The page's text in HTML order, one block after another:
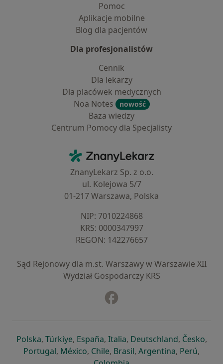
Pomoc
Aplikacje mobilne
Blog dla pacjentów
Dla profesjonalistów
Cennik
Dla lekarzy
Dla placówek medycznych
Noa Notes
nowość
Baza wiedzy
Centrum Pomocy dla Specjalisty
ZnanyLekarz - Strona główna
ZnanyLekarz Sp. z o.o.
ul. Kolejowa 5/7
01-217 Warszawa, Polska
NIP: ⁠7010224868
KRS: ⁠0000347997
REGON: ⁠142276657
Sąd Rejonowy dla m.st. Warszawy w Warszawie XII
Wydział Gospodarczy KRS
Polskaotwiera się w nowej karcie
, Türkiyeotwiera się w nowej karcie
, Españaotwiera się w nowej karcie
, Italiaotwiera się w nowej
, Deutschlandotwiera się
, Česko,
Portugalotwiera się w nowej karcie
, Méxicootwiera się w nowej karcie
, Chileotwiera się w nowej karcie
, Brasilotwiera się w nowej
, Argentinaotwiera się
, Perú,